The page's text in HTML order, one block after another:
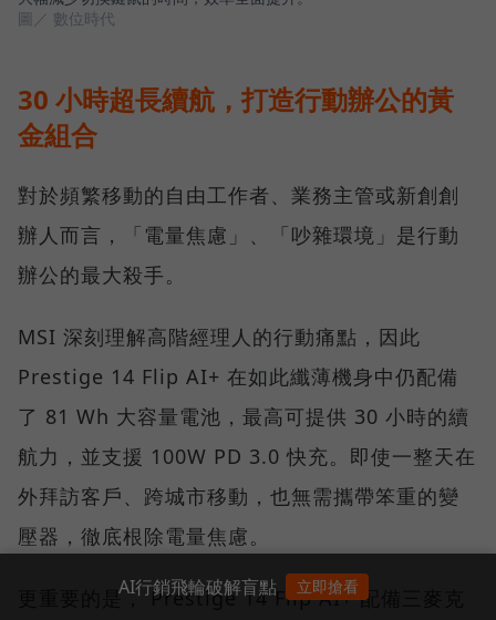
圖／ 數位時代
30 小時超長續航，打造行動辦公的黃
金組合
對於頻繁移動的自由工作者、業務主管或新創創
辦人而言，「電量焦慮」、「吵雜環境」是行動
辦公的最大殺手。
MSI 深刻理解高階經理人的行動痛點，因此
Prestige 14 Flip AI+ 在如此纖薄機身中仍配備
了 81 Wh 大容量電池，最高可提供 30 小時的續
航力，並支援 100W PD 3.0 快充。即使一整天在
外拜訪客戶、跨城市移動，也無需攜帶笨重的變
壓器，徹底根除電量焦慮。
更重要的是， Prestige 14 Flip AI+ 配備三麥克
AI行銷飛輪破解盲點 立即搶看